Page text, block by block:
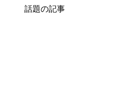
話題の記事